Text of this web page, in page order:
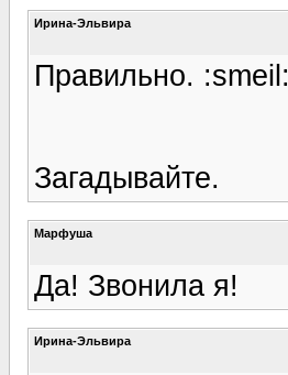
Ирина-Эльвира
Правильно. :smeil:
Загадывайте.
Марфуша
Да! Звонила я!
Ирина-Эльвира